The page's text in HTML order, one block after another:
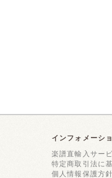
インフォメーシ
楽譜直輸入サー
特定商取引法に
個人情報保護方